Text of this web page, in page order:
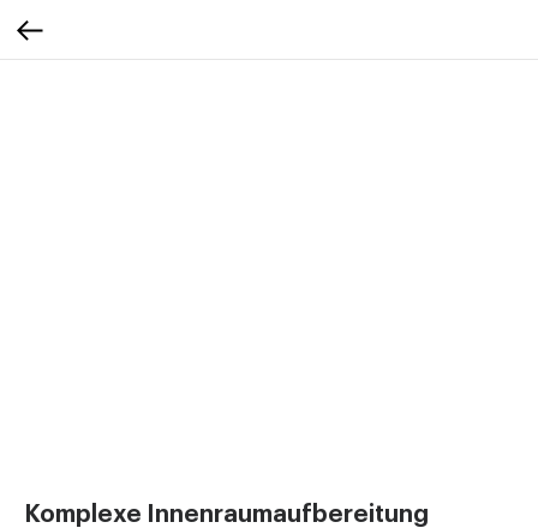
Komplexe Innenraumaufbereitung